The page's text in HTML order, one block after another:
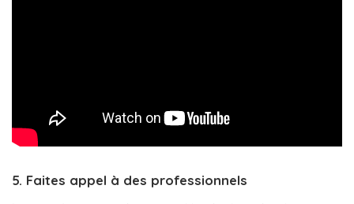
5. Faites appel à des professionnels